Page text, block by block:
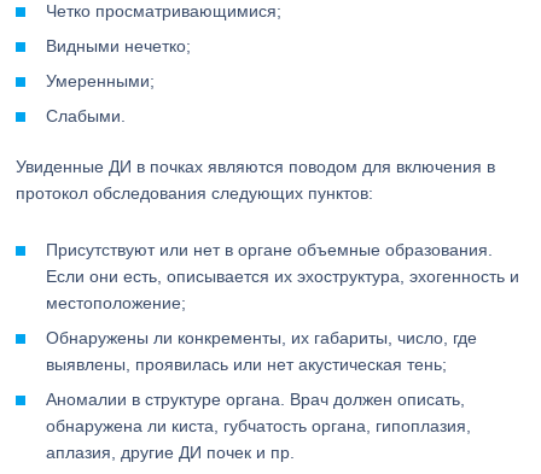
Четко просматривающимися;
Видными нечетко;
Умеренными;
Слабыми.
Увиденные ДИ в почках являются поводом для включения в
протокол обследования следующих пунктов:
Присутствуют или нет в органе объемные образования.
Если они есть, описывается их эхоструктура, эхогенность и
местоположение;
Обнаружены ли конкременты, их габариты, число, где
выявлены, проявилась или нет акустическая тень;
Аномалии в структуре органа. Врач должен описать,
обнаружена ли киста, губчатость органа, гипоплазия,
аплазия, другие ДИ почек и пр.